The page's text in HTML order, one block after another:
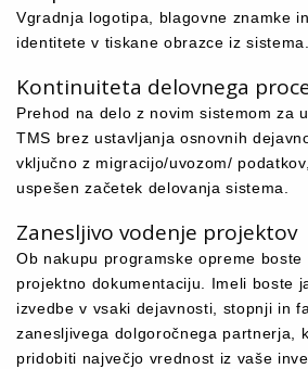
Vgradnja logotipa, blagovne znamke
identitete v tiskane obrazce iz sistema.
Kontinuiteta delovnega
Prehod na delo z novim sistemom za
TMS brez ustavljanja osnovnih
vključno z migracijo/uvozom/
uspešen začetek delovanja sistema.
Zanesljivo vodenje projektov
Ob nakupu programske opreme
projektno dokumentaciju. Imeli boste
izvedbe v vsaki dejavnosti, stopnji in
zanesljivega dolgoročnega partnerja,
pridobiti največjo vrednost iz vaše